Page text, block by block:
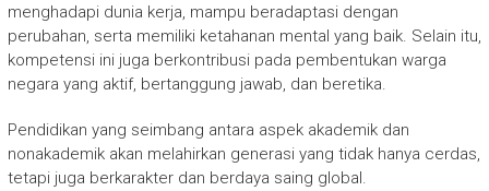
menghadapi dunia kerja, mampu beradaptasi dengan
perubahan, serta memiliki ketahanan mental yang baik. Selain itu,
kompetensi ini juga berkontribusi pada pembentukan warga
negara yang aktif, bertanggung jawab, dan beretika.
Pendidikan yang seimbang antara aspek akademik dan
nonakademik akan melahirkan generasi yang tidak hanya cerdas,
tetapi juga berkarakter dan berdaya saing global.